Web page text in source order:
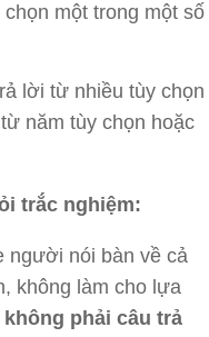
một trong một số
lời từ nhiều tùy chọn
năm tùy chọn hoặc
trắc nghiệm:
người nói bàn về cả
không làm cho lựa
phải câu trả